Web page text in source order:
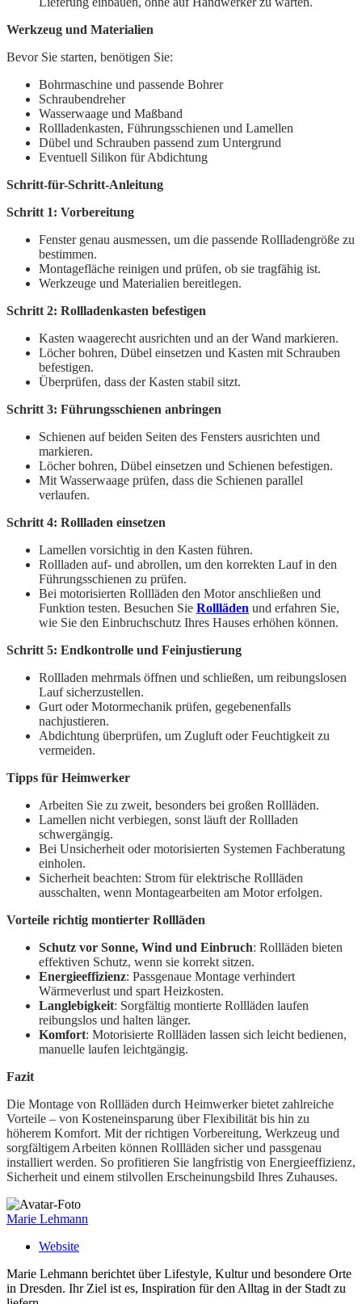
Werkzeug und Materialien
Bevor Sie starten, benötigen Sie:
Bohrmaschine und passende Bohrer
Schraubendreher
Wasserwaage und Maßband
Rollladenkasten, Führungsschienen und Lamellen
Dübel und Schrauben passend zum Untergrund
Eventuell Silikon für Abdichtung
Schritt-für-Schritt-Anleitung
Schritt 1: Vorbereitung
Fenster genau ausmessen, um die passende Rollladengröße zu
bestimmen.
Montagefläche reinigen und prüfen, ob sie tragfähig ist.
Werkzeuge und Materialien bereitlegen.
Schritt 2: Rollladenkasten befestigen
Kasten waagerecht ausrichten und an der Wand markieren.
Löcher bohren, Dübel einsetzen und Kasten mit Schrauben
befestigen.
Überprüfen, dass der Kasten stabil sitzt.
Schritt 3: Führungsschienen anbringen
Schienen auf beiden Seiten des Fensters ausrichten und
markieren.
Löcher bohren, Dübel einsetzen und Schienen befestigen.
Mit Wasserwaage prüfen, dass die Schienen parallel
verlaufen.
Schritt 4: Rollladen einsetzen
Lamellen vorsichtig in den Kasten führen.
Rollladen auf- und abrollen, um den korrekten Lauf in den
Führungsschienen zu prüfen.
Bei motorisierten Rollläden den Motor anschließen und
Funktion testen. Besuchen Sie Rollläden und erfahren Sie,
wie Sie den Einbruchschutz Ihres Hauses erhöhen können.
Schritt 5: Endkontrolle und Feinjustierung
Rollladen mehrmals öffnen und schließen, um reibungslosen
Lauf sicherzustellen.
Gurt oder Motormechanik prüfen, gegebenenfalls
nachjustieren.
Abdichtung überprüfen, um Zugluft oder Feuchtigkeit zu
vermeiden.
Tipps für Heimwerker
Arbeiten Sie zu zweit, besonders bei großen Rollläden.
Lamellen nicht verbiegen, sonst läuft der Rollladen
schwergängig.
Bei Unsicherheit oder motorisierten Systemen Fachberatung
einholen.
Sicherheit beachten: Strom für elektrische Rollläden
ausschalten, wenn Montagearbeiten am Motor erfolgen.
Vorteile richtig montierter Rollläden
Schutz vor Sonne, Wind und Einbruch: Rollläden bieten
effektiven Schutz, wenn sie korrekt sitzen.
Energieeffizienz: Passgenaue Montage verhindert
Wärmeverlust und spart Heizkosten.
Langlebigkeit: Sorgfältig montierte Rollläden laufen
reibungslos und halten länger.
Komfort: Motorisierte Rollläden lassen sich leicht bedienen,
manuelle laufen leichtgängig.
Fazit
Die Montage von Rollläden durch Heimwerker bietet zahlreiche
Vorteile – von Kosteneinsparung über Flexibilität bis hin zu
höherem Komfort. Mit der richtigen Vorbereitung, Werkzeug und
sorgfältigem Arbeiten können Rollläden sicher und passgenau
installiert werden. So profitieren Sie langfristig von Energieeffizienz,
Sicherheit und einem stilvollen Erscheinungsbild Ihres Zuhauses.
Marie Lehmann
Website
Marie Lehmann berichtet über Lifestyle, Kultur und besondere Orte
in Dresden. Ihr Ziel ist es, Inspiration für den Alltag in der Stadt zu